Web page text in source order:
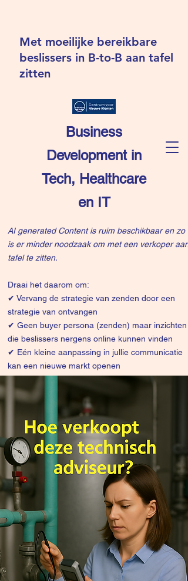
Business
Development in
Tech, Healthcare
en IT
Met moeilijke bereikbare
beslissers in B-to-B aan tafel
zitten
AI generated Content is ruim beschikbaar en zo
is er minder noodzaak om met een verkoper aan
tafel te zitten.
Draai het daarom om:
✔ Vervang de strategie van zenden door een
strategie van ontvangen
✔ Geen buyer persona (zenden) maar inzichten
die beslissers nergens online kunnen vinden
✔ Eén kleine aanpassing in jullie communicatie
kan een nieuwe markt openen